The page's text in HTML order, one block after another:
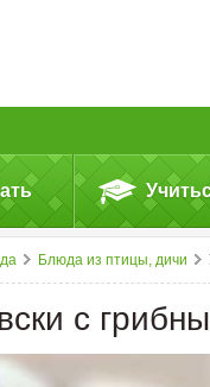
Блюда из птицы, дичи
с